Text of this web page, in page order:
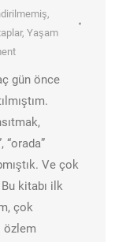
,
, Yaşam
gün önce
“orada”
Ve çok
kitabı ilk
çok
özlem